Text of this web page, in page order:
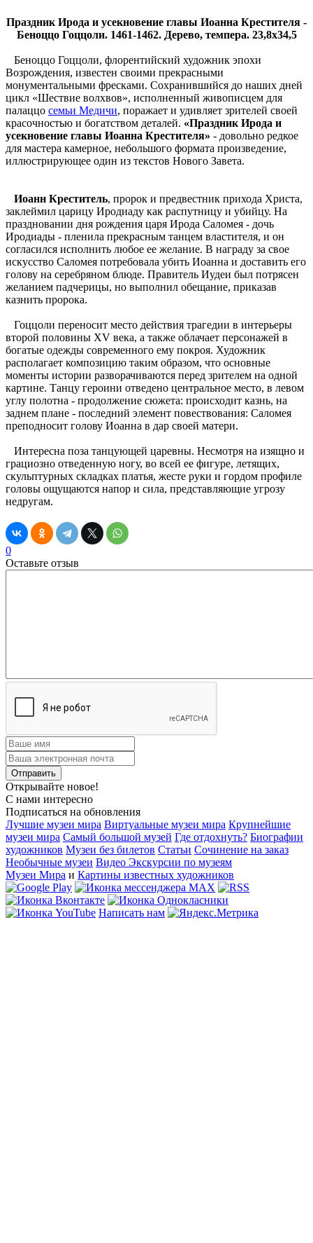
Праздник Ирода и усекновение главы Иоанна Крестителя -
Беноццо Гоццоли. 1461-1462. Дерево, темпера. 23,8x34,5
Беноццо Гоццоли, флорентийский художник эпохи
Возрождения, известен своими прекрасными
монументальными фресками. Сохранившийся до наших дней
цикл «Шествие волхвов», исполненный живописцем для
палаццо семьи Медичи, поражает и удивляет зрителей своей
красочностью и богатством деталей. «Праздник Ирода и
усекновение главы Иоанна Крестителя» - довольно редкое
для мастера камерное, небольшого формата произведение,
иллюстрирующее один из текстов Нового Завета.
Иоанн Креститель, пророк и предвестник прихода Христа,
заклеймил царицу Иродиаду как распутницу и убийцу. На
праздновании дня рождения царя Ирода Саломея - дочь
Иродиады - пленила прекрасным танцем властителя, и он
согласился исполнить любое ее желание. В награду за свое
искусство Саломея потребовала убить Иоанна и доставить его
голову на серебряном блюде. Правитель Иудеи был потрясен
желанием падчерицы, но выполнил обещание, приказав
казнить пророка.
Гоццоли переносит место действия трагедии в интерьеры
второй половины XV века, а также облачает персонажей в
богатые одежды современного ему покроя. Художник
располагает композицию таким образом, что основные
моменты истории разворачиваются перед зрителем на одной
картине. Танцу героини отведено центральное место, в левом
углу полотна - продолжение сюжета: происходит казнь, на
заднем плане - последний элемент повествования: Саломея
преподносит голову Иоанна в дар своей матери.
Интересна поза танцующей царевны. Несмотря на изящно и
грациозно отведенную ногу, во всей ее фигуре, летящих,
скульптурных складках платья, жесте руки и гордом профиле
головы ощущаются напор и сила, представляющие угрозу
недругам.
0
Оставьте отзыв
Открывайте новое!
С нами интересно
Подписаться на обновления
Лучшие музеи мира Виртуальные музеи мира Крупнейшие
музеи мира Самый большой музей Где отдохнуть? Биографии
художников Музеи без билетов Статьи Сочинение на заказ
Необычные музеи Видео Экскурсии по музеям
Музеи Мира и Картины известных художников
Написать нам